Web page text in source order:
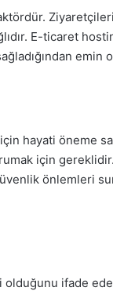
E-ticaret
emin
hayati öneme
için gereklidir.
önlemleri
ifade